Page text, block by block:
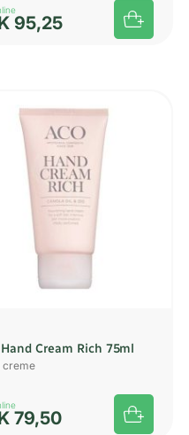
95,25
Hand Cream Rich 75ml
creme
79,50